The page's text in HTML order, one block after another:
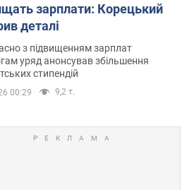
зарплати: Корецький
деталі
з підвищенням зарплат
уряд анонсував збільшення
стипендій
00:29 9,2 т.